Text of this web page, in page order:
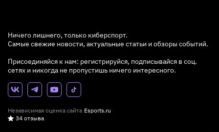
Ничего лишнего, только киберспорт.
Самые свежие новости, актуальные статьи и обзоры событий.
Присоединяйся к нам: регистрируйся, подписывайся в соц.
сетях и никогда не пропустишь ничего интересного.
Независимая оценка сайта Esports.ru
34 отзыва